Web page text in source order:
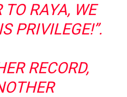
TO RAYA, WE
PRIVILEGE!”.
RECORD,